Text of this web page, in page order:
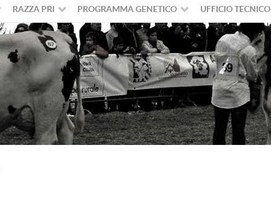
RAZZA PRI PROGRAMMA GENETICO UFFICIO TECNICO